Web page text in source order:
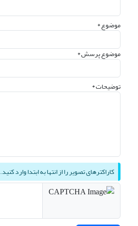
موضوع *
موضوع پرسش *
توضیحات *
کاراکترهای تصویر را از انتها به ابتدا وارد کنید.